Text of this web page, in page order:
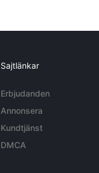
Sajtlänkar
Erbjudanden
Annonsera
Kundtjänst
DMCA